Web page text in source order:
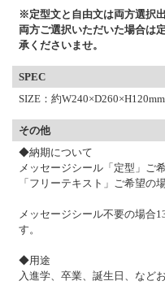
※定型文と自由文は両方選択
両方ご選択いただいた場合は
承くださいませ。
SPEC
SIZE：約W240×D260×H120mm
その他
◆納期について
メッセージシール「定型」ご
「フリーテキスト」ご希望の
メッセージシール不要の場合
す。
◆用途
入進学、卒業、誕生日、など